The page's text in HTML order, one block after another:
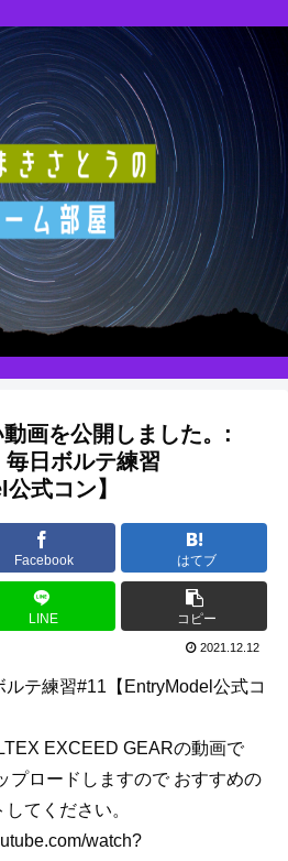
画を公開しました。:
毎日ボルテ練習
式コン】
Facebook はてブ
LINE コピー
2021.12.12
ルテ練習#11【EntryModel公式コ
EXCEED GEARの動画で
プロードしますので おすすめの
てください。
watch?